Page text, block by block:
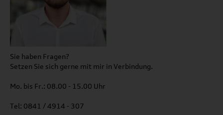
Sie haben Fragen?
Setzen Sie sich gerne mit mir in Verbindung.
Mo. bis Fr.: 08.00 - 15.00 Uhr
Tel: 0841 / 4914 - 307